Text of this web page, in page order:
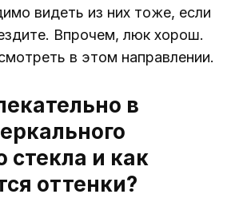
видеть из них тоже, если
Впрочем, люк хорош.
в этом направлении.
в
стекла и как
оттенки?